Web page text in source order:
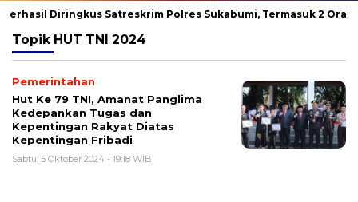
Diringkus Satreskrim Polres Sukabumi, Termasuk 2
Topik HUT TNI 2024
Pemerintahan
Hut Ke 79 TNI, Amanat Panglima
Kedepankan Tugas dan
Kepentingan Rakyat Diatas
Kepentingan Fribadi
Sabtu, 5 Oktober 2024 - 19:18 WIB